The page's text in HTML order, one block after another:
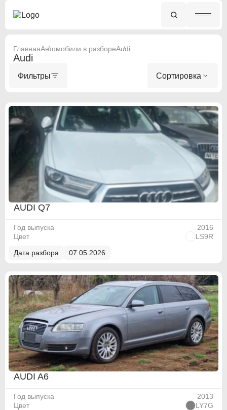
ГлавнаяАвтомобили в разбореAudi
Audi
Фильтры Сортировка
AUDI Q7
Год выпуска
2016
Цвет
LS9R
Дата разбора
07.05.2026
AUDI A6
Год выпуска
2013
Цвет
LY7G